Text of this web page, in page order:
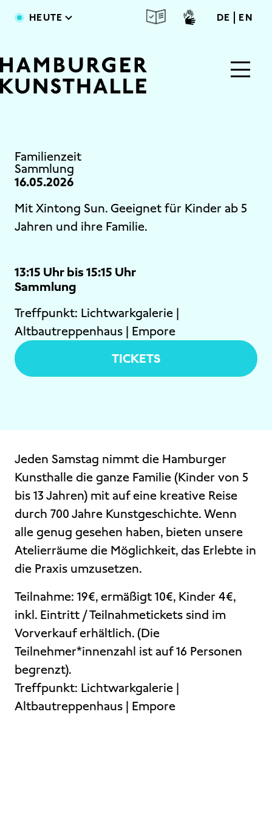
Direkt zum Inhalt
HEUTE DE deutsch
EN
Familienzeit
Sammlung
16.05.2026
Mit Xintong Sun. Geeignet für Kinder ab 5
Jahren und ihre Familie.
13:15 Uhr bis 15:15 Uhr
Sammlung
Treffpunkt: Lichtwarkgalerie |
Altbautreppenhaus | Empore
TICKETS
Jeden Samstag nimmt die Hamburger
Kunsthalle die ganze Familie (Kinder von 5
bis 13 Jahren) mit auf eine kreative Reise
durch 700 Jahre Kunstgeschichte. Wenn
alle genug gesehen haben, bieten unsere
Atelierräume die Möglichkeit, das Erlebte in
die Praxis umzusetzen.
Teilnahme: 19€, ermäßigt 10€, Kinder 4€,
inkl. Eintritt / Teilnahmetickets sind im
Vorverkauf erhältlich. (Die
Teilnehmer*innenzahl ist auf 16 Personen
begrenzt).
Treffpunkt: Lichtwarkgalerie |
Altbautreppenhaus | Empore